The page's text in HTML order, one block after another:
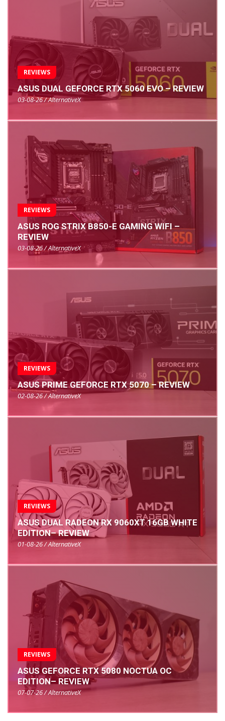
REVIEWS
ASUS DUAL GEFORCE RTX 5060 EVO – REVIEW
03-08-26 / AlternativeX
REVIEWS
ASUS ROG STRIX B850-E GAMING WIFI –
REVIEW
03-08-26 / AlternativeX
REVIEWS
ASUS PRIME GEFORCE RTX 5070 – REVIEW
02-08-26 / AlternativeX
REVIEWS
ASUS DUAL RADEON RX 9060XT 16GB WHITE
EDITION– REVIEW
01-08-26 / AlternativeX
REVIEWS
ASUS GEFORCE RTX 5080 NOCTUA OC
EDITION– REVIEW
07-07-26 / AlternativeX